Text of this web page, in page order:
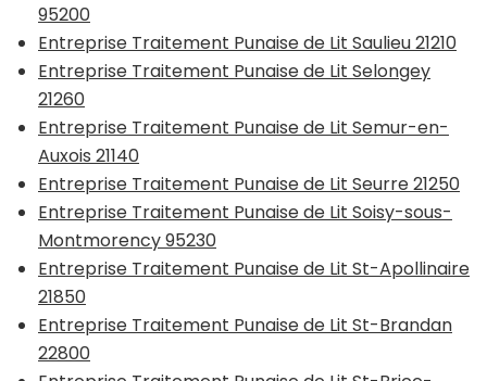
95200
Entreprise Traitement Punaise de Lit Saulieu 21210
Entreprise Traitement Punaise de Lit Selongey
21260
Entreprise Traitement Punaise de Lit Semur-en-
Auxois 21140
Entreprise Traitement Punaise de Lit Seurre 21250
Entreprise Traitement Punaise de Lit Soisy-sous-
Montmorency 95230
Entreprise Traitement Punaise de Lit St-Apollinaire
21850
Entreprise Traitement Punaise de Lit St-Brandan
22800